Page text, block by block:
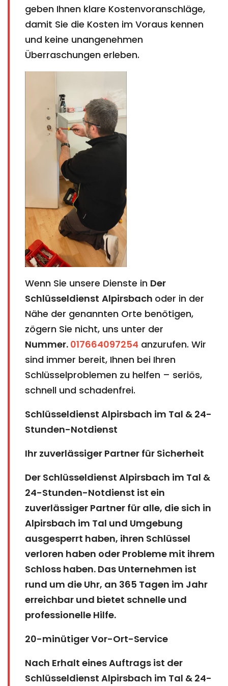
geben Ihnen klare Kostenvoranschläge,
damit Sie die Kosten im Voraus kennen
und keine unangenehmen
Überraschungen erleben.
Wenn Sie unsere Dienste in Der
Schlüsseldienst Alpirsbach​​​​​​​​​​​​​​ oder in der
Nähe der genannten Orte benötigen,
zögern Sie nicht, uns unter der
Nummer. 017664097254 anzurufen. Wir
sind immer bereit, Ihnen bei Ihren
Schlüsselproblemen zu helfen – seriös,
schnell und schadenfrei.
Schlüsseldienst Alpirsbach im Tal & 24-
Stunden-Notdienst
Ihr zuverlässiger Partner für Sicherheit
Der Schlüsseldienst Alpirsbach im Tal &
24-Stunden-Notdienst ist ein
zuverlässiger Partner für alle, die sich in
Alpirsbach im Tal und Umgebung
ausgesperrt haben, ihren Schlüssel
verloren haben oder Probleme mit ihrem
Schloss haben. Das Unternehmen ist
rund um die Uhr, an 365 Tagen im Jahr
erreichbar und bietet schnelle und
professionelle Hilfe.
20-minütiger Vor-Ort-Service
Nach Erhalt eines Auftrags ist der
Schlüsseldienst Alpirsbach im Tal & 24-